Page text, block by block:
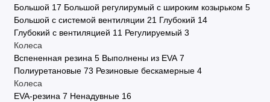
Большой 17 Большой регулирумый с широким козырьком 5
Большой с системой вентиляции 21 Глубокий 14
Глубокий с вентиляцией 11 Регулируемый 3
Колеса
Вспененная резина 5 Выполнены из EVA 7
Полиуретановые 73 Резиновые бескамерные 4
Колеса
EVA-резина 7 Ненадувные 16